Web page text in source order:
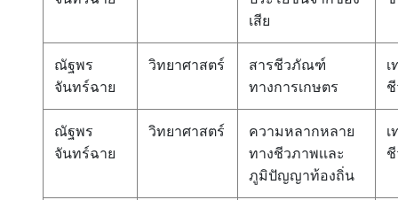
เสีย
ณัฐพร
จันทร์ฉาย
วิทยาศาสตร์
สารชีวภัณฑ์
ทางการเกษตร
ณัฐพร
จันทร์ฉาย
วิทยาศาสตร์
ความหลากหลาย
ทางชีวภาพเเละ
ภูมิปัญญาท้องถิ่น